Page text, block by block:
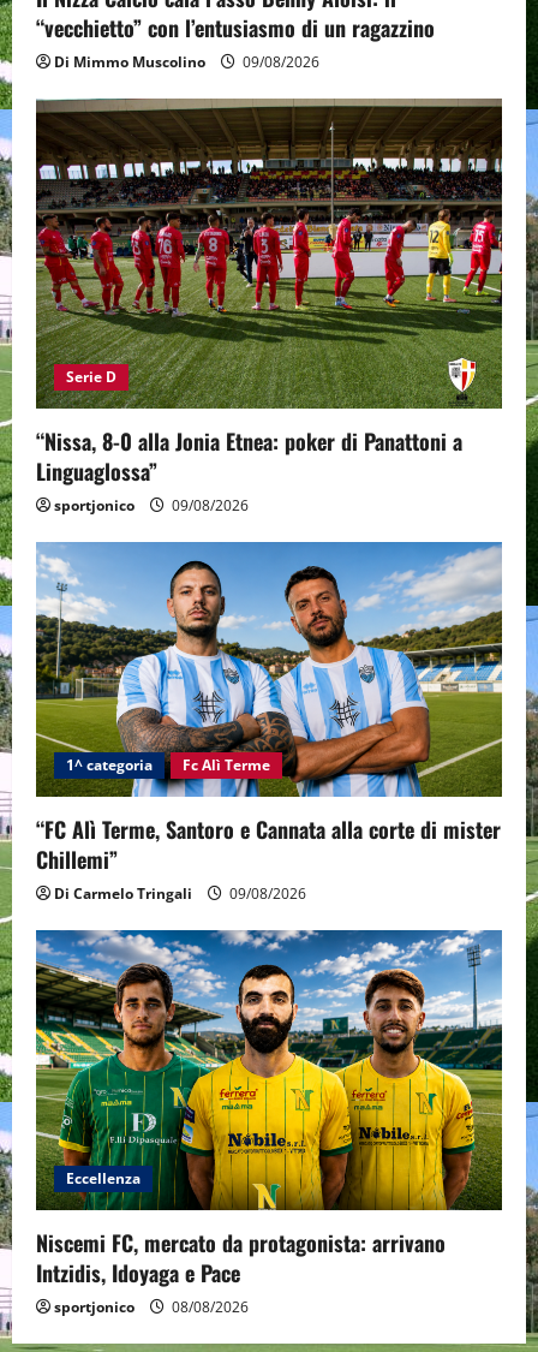
“vecchietto” con l’entusiasmo di un ragazzino
Di Mimmo Muscolino 09/08/2026
Serie D
“Nissa, 8-0 alla Jonia Etnea: poker di Panattoni a
Linguaglossa”
sportjonico 09/08/2026
1^ categoria Fc Alì Terme
“FC Alì Terme, Santoro e Cannata alla corte di mister
Chillemi”
Di Carmelo Tringali 09/08/2026
Eccellenza
Niscemi FC, mercato da protagonista: arrivano
Intzidis, Idoyaga e Pace
sportjonico 08/08/2026